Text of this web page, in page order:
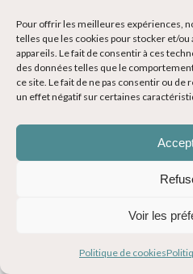
Pour offrir les meilleures expériences,
telles que les cookies pour stocker et/
appareils. Le fait de consentir à ces
des données telles que le
ce site. Le fait de ne pas consentir ou
un effet négatif sur certaines
Voir les
Politique de cookies
différentes espèces d’oiseaux
sur le gros rocher blanc :
ou cormoran huppé entre
d’oiseaux, l’endroit est
jumelles !)
www.plevenon.fr